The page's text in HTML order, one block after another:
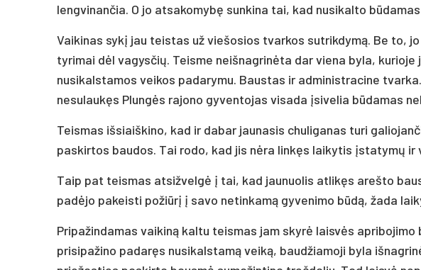
lengvinančia. O jo atsakomybę sunkina tai, kad nusikalto
Vaikinas sykį jau teistas už viešosios tvarkos sutrikdymą. Be to,
tyrimai dėl vagysčių. Teisme neišnagrinėta dar viena byla,
nusikalstamos veikos padarymu. Baustas ir administracine
nesulaukęs Plungės rajono gyventojas visada įsivelia būdamas
Teismas išsiaiškino, kad ir dabar jaunasis chuliganas turi
paskirtos baudos. Tai rodo, kad jis nėra linkęs laikytis įstatymų ir
Taip pat teismas atsižvelgė į tai, kad jaunuolis atlikęs arešto
padėjo pakeisti požiūrį į savo netinkamą gyvenimo būdą, žada
Pripažindamas vaikiną kaltu teismas jam skyrė laisvės
prisipažino padaręs nusikalstamą veiką, baudžiamoji byla